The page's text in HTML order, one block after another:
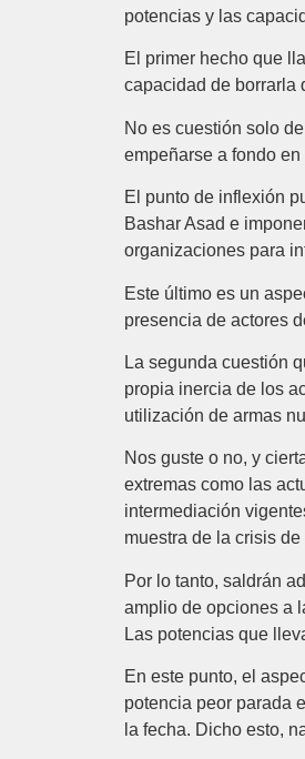
potencias y las
El primer hecho que
capacidad de borrarla
No es cuestión solo
empeñarse a fondo
El punto de inflexión
Bashar Asad e
organizaciones para
Este último es un
presencia de actores
La segunda cuestión
propia inercia de los
utilización de armas
Nos guste o no, y
extremas como las
intermediación
muestra de la crisis
Por lo tanto, saldrán
amplio de opciones a
Las potencias que
En este punto, el
potencia peor parada
la fecha. Dicho esto,